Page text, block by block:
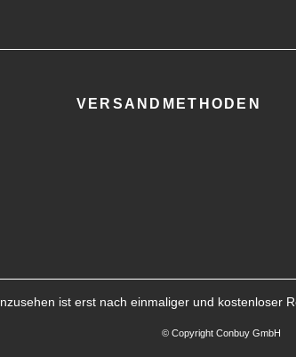
VERSANDMETHODEN
ist erst nach einmaliger und kostenloser
© Copyright Conbuy GmbH